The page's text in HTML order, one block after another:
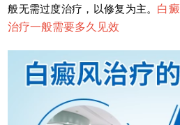
般无需过度治疗，以修复为主。 白
治疗一般需要多久见效